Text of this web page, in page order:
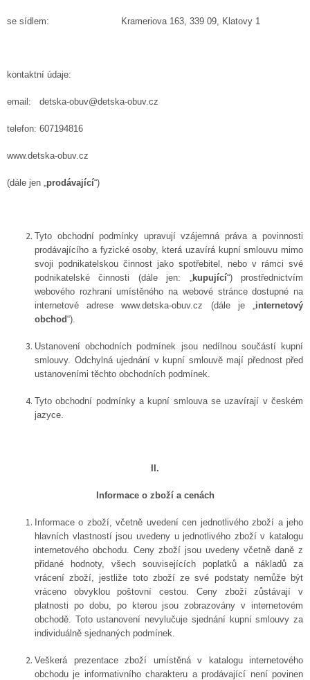
se sídlem: Krameriova 163, 339 09, Klatovy 1
kontaktní údaje:
email: detska-obuv@detska-obuv.cz
telefon: 607194816
www.detska-obuv.cz
(dále jen „ prodávající“)
Tyto obchodní podmínky upravují vzájemná práva a povinnosti
prodávajícího a fyzické osoby, která uzavírá kupní smlouvu mimo
svoji podnikatelskou činnost jako spotřebitel, nebo v rámci své
podnikatelské činnosti (dále jen: „
kupující“) prostřednictvím
webového rozhraní umístěného na webové stránce dostupné na
internetové adrese www.detska-obuv.cz (dále je „ internetový
obchod“).
Ustanovení obchodních podmínek jsou nedílnou součástí kupní
smlouvy. Odchylná ujednání v kupní smlouvě mají přednost před
ustanoveními těchto obchodních podmínek.
Tyto obchodní podmínky a kupní smlouva se uzavírají v českém
jazyce.
II.
Informace o zboží a cenách
Informace o zboží, včetně uvedení cen jednotlivého zboží a jeho
hlavních vlastností jsou uvedeny u jednotlivého zboží v katalogu
internetového obchodu. Ceny zboží jsou uvedeny včetně daně z
přidané hodnoty, všech souvisejících poplatků a nákladů za
vrácení zboží, jestliže toto zboží ze své podstaty nemůže být
vráceno obvyklou poštovní cestou. Ceny zboží zůstávají v
platnosti po dobu, po kterou jsou zobrazovány v internetovém
obchodě. Toto ustanovení nevylučuje sjednání kupní smlouvy za
individuálně sjednaných podmínek.
Veškerá prezentace zboží umístěná v katalogu internetového
obchodu je informativního charakteru a prodávající není povinen